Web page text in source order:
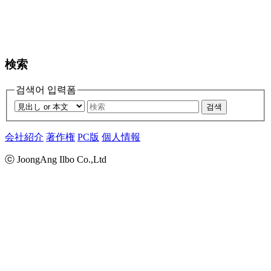
検索
검색어 입력폼
검색
会社紹介 著作権 PC版 個人情報
ⓒ JoongAng Ilbo Co.,Ltd